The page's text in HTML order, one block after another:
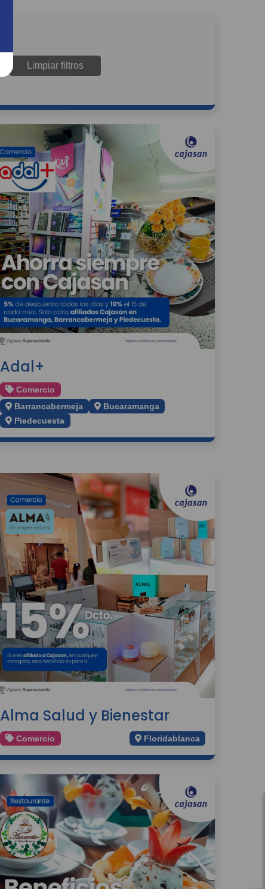
Limpiar filtros
Adal+
Comercio
Barrancabermeja
Bucaramanga
Piedecuesta
Alma Salud y Bienestar
Comercio Floridablanca